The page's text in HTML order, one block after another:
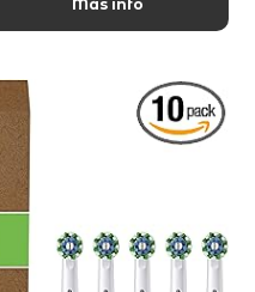
Más info